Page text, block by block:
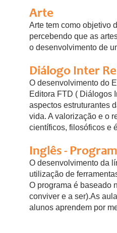
Arte
Arte tem como objetivo
percebendo que as
o desenvolvimento de
Diálogo Inter
O desenvolvimento do
Editora FTD ( Diálogos
aspectos estruturantes
vida. A valorização e o
científicos, filosóficos e
Inglês -
O desenvolvimento da
utilização de
O programa é baseado
conviver e a ser).As
alunos aprendem por